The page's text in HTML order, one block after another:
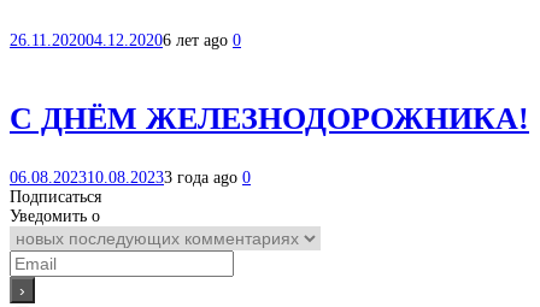
26.11.202004.12.20206 лет ago 0
С ДНЁМ ЖЕЛЕЗНОДОРОЖНИКА!
06.08.202310.08.20233 года ago 0
Подписаться
Уведомить о